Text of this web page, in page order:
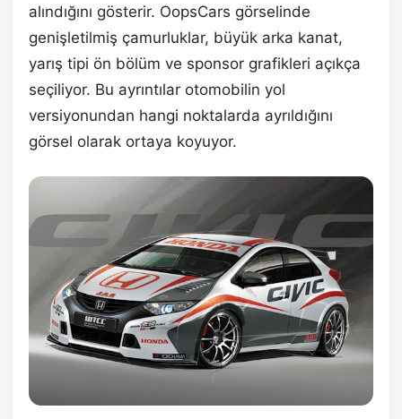
alındığını gösterir. OopsCars görselinde
genişletilmiş çamurluklar, büyük arka kanat,
yarış tipi ön bölüm ve sponsor grafikleri açıkça
seçiliyor. Bu ayrıntılar otomobilin yol
versiyonundan hangi noktalarda ayrıldığını
görsel olarak ortaya koyuyor.